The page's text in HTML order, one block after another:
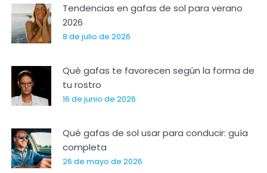
Tendencias en gafas de sol para verano
2026
8 de julio de 2026
Qué gafas te favorecen según la forma de
tu rostro
16 de junio de 2026
Qué gafas de sol usar para conducir: guía
completa
26 de mayo de 2026